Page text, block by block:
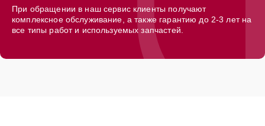
При обращении в наш сервис клиенты получают
комплексное обслуживание, а также гарантию до 2-3 лет на
все типы работ и используемых запчастей.